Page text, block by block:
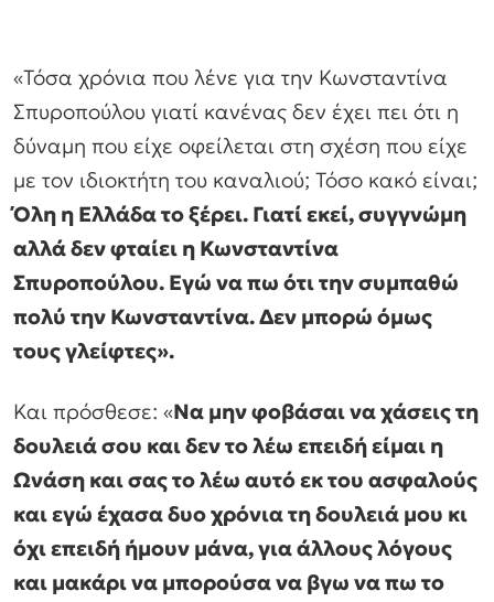
«Τόσα χρόνια που λένε για την Κωνσταντίνα
Σπυροπούλου γιατί κανένας δεν έχει πει ότι η
δύναμη που είχε οφείλεται στη σχέση που είχε
με τον ιδιοκτήτη του καναλιού; Τόσο κακό είναι;
Όλη η Ελλάδα το ξέρει. Γιατί εκεί, συγγνώμη
αλλά δεν φταίει η Κωνσταντίνα
Σπυροπούλου. Εγώ να πω ότι την συμπαθώ
πολύ την Κωνσταντίνα. Δεν μπορώ όμως
τους γλείφτες».
Και πρόσθεσε: «Να μην φοβάσαι να χάσεις τη
δουλειά σου και δεν το λέω επειδή είμαι η
Ωνάση και σας το λέω αυτό εκ του ασφαλούς
και εγώ έχασα δυο χρόνια τη δουλειά μου κι
όχι επειδή ήμουν μάνα, για άλλους λόγους
και μακάρι να μπορούσα να βγω να πω το